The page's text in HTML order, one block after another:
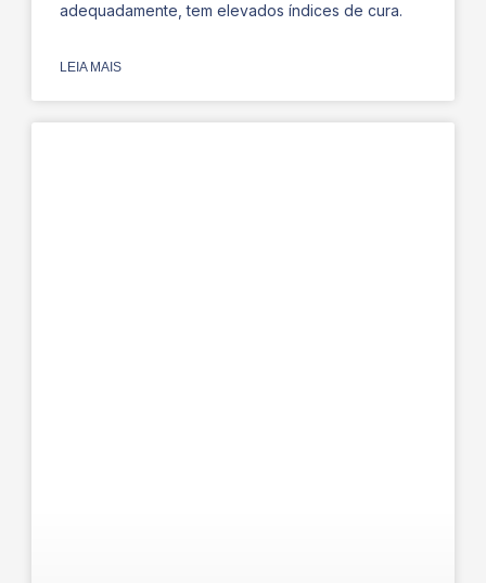
adequadamente, tem elevados índices de cura.
LEIA MAIS